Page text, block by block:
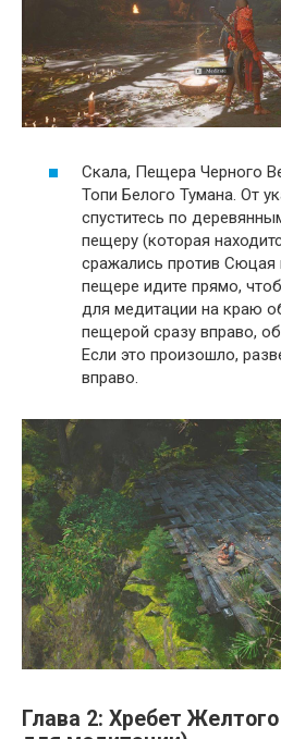
Скала, Пещера Черного
Топи Белого Тумана. От
спуститесь по
пещеру (которая
сражались против
пещере идите прямо,
для медитации на краю
пещерой сразу вправо,
Если это произошло,
вправо.
Глава 2: Хребет